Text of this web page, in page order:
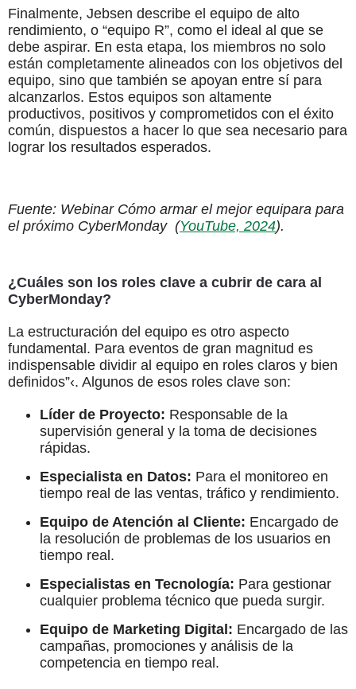
Finalmente, Jebsen describe el equipo de alto
rendimiento, o “equipo R”, como el ideal al que se
debe aspirar. En esta etapa, los miembros no solo
están completamente alineados con los objetivos del
equipo, sino que también se apoyan entre sí para
alcanzarlos. Estos equipos son altamente
productivos, positivos y comprometidos con el éxito
común, dispuestos a hacer lo que sea necesario para
lograr los resultados esperados.
Fuente: Webinar Cómo armar el mejor equipara para
el próximo CyberMonday (YouTube, 2024).
¿Cuáles son los roles clave a cubrir de cara al
CyberMonday?
La estructuración del equipo es otro aspecto
fundamental. Para eventos de gran magnitud es
indispensable dividir al equipo en roles claros y bien
definidos”‹. Algunos de esos roles clave son:
Líder de Proyecto: Responsable de la
supervisión general y la toma de decisiones
rápidas.
Especialista en Datos: Para el monitoreo en
tiempo real de las ventas, tráfico y rendimiento.
Equipo de Atención al Cliente: Encargado de
la resolución de problemas de los usuarios en
tiempo real.
Especialistas en Tecnología: Para gestionar
cualquier problema técnico que pueda surgir.
Equipo de Marketing Digital: Encargado de las
campañas, promociones y análisis de la
competencia en tiempo real.